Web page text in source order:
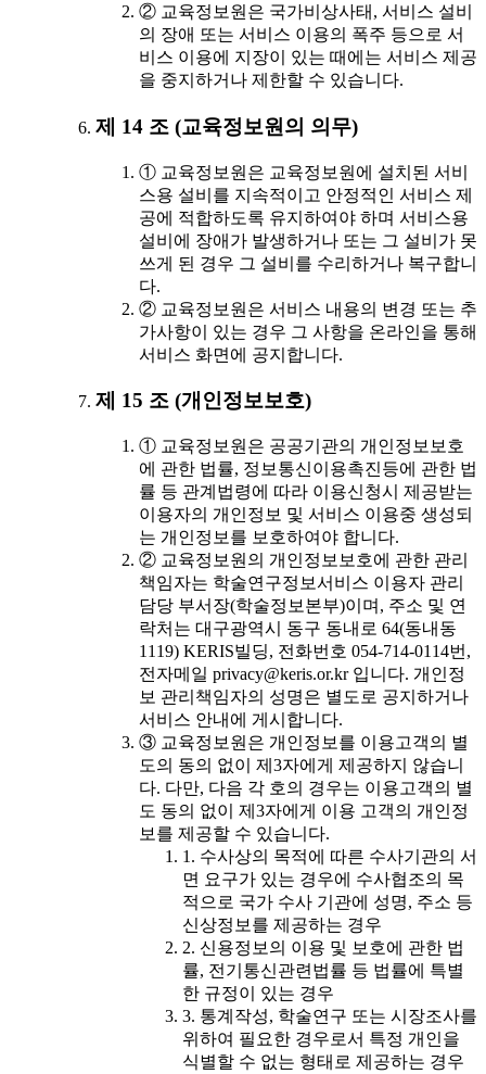
② 교육정보원은 국가비상사태, 서비스 설비
의 장애 또는 서비스 이용의 폭주 등으로 서
비스 이용에 지장이 있는 때에는 서비스 제공
을 중지하거나 제한할 수 있습니다.
제 14 조 (교육정보원의 의무)
① 교육정보원은 교육정보원에 설치된 서비
스용 설비를 지속적이고 안정적인 서비스 제
공에 적합하도록 유지하여야 하며 서비스용
설비에 장애가 발생하거나 또는 그 설비가 못
쓰게 된 경우 그 설비를 수리하거나 복구합니
다.
② 교육정보원은 서비스 내용의 변경 또는 추
가사항이 있는 경우 그 사항을 온라인을 통해
서비스 화면에 공지합니다.
제 15 조 (개인정보보호)
① 교육정보원은 공공기관의 개인정보보호
에 관한 법률, 정보통신이용촉진등에 관한 법
률 등 관계법령에 따라 이용신청시 제공받는
이용자의 개인정보 및 서비스 이용중 생성되
는 개인정보를 보호하여야 합니다.
② 교육정보원의 개인정보보호에 관한 관리
책임자는 학술연구정보서비스 이용자 관리
담당 부서장(학술정보본부)이며, 주소 및 연
락처는 대구광역시 동구 동내로 64(동내동
1119) KERIS빌딩, 전화번호 054-714-0114번,
전자메일 privacy@keris.or.kr 입니다. 개인정
보 관리책임자의 성명은 별도로 공지하거나
서비스 안내에 게시합니다.
③ 교육정보원은 개인정보를 이용고객의 별
도의 동의 없이 제3자에게 제공하지 않습니
다. 다만, 다음 각 호의 경우는 이용고객의 별
도 동의 없이 제3자에게 이용 고객의 개인정
보를 제공할 수 있습니다.
1. 수사상의 목적에 따른 수사기관의 서
면 요구가 있는 경우에 수사협조의 목
적으로 국가 수사 기관에 성명, 주소 등
신상정보를 제공하는 경우
2. 신용정보의 이용 및 보호에 관한 법
률, 전기통신관련법률 등 법률에 특별
한 규정이 있는 경우
3. 통계작성, 학술연구 또는 시장조사를
위하여 필요한 경우로서 특정 개인을
식별할 수 없는 형태로 제공하는 경우